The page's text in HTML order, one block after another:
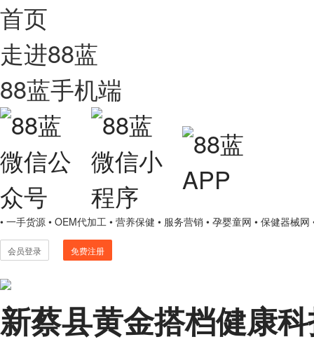
首页
走进88蓝
88蓝手机端
• 一手货源 • OEM代加工 • 营养保健 • 服务营销 • 孕婴童网 • 保健器械网
会员登录 免费注册
新蔡县黄金搭档健康